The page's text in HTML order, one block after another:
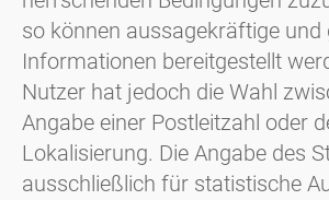
so können aussagekräftige und
Informationen bereitgestellt
Nutzer hat jedoch die Wahl
Angabe einer Postleitzahl oder
Lokalisierung. Die Angabe des
ausschließlich für statistische